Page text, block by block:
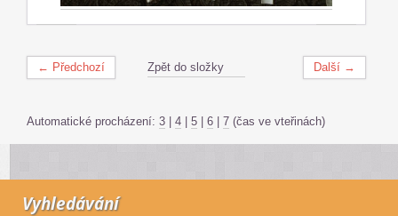
← Předchozí Další →
Zpět do složky
Automatické procházení: 3 | 4 | 5 | 6 | 7 (čas ve vteřinách)
Vyhledávání